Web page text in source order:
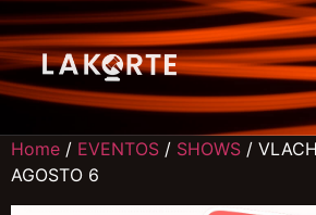
Home / EVENTOS / SHOWS /
AGOSTO 6